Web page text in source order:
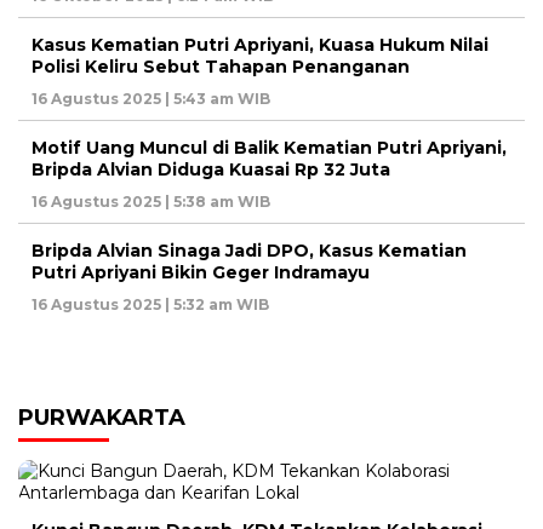
Kasus Kematian Putri Apriyani, Kuasa Hukum Nilai
Polisi Keliru Sebut Tahapan Penanganan
16 Agustus 2025 | 5:43 am WIB
Motif Uang Muncul di Balik Kematian Putri Apriyani,
Bripda Alvian Diduga Kuasai Rp 32 Juta
16 Agustus 2025 | 5:38 am WIB
Bripda Alvian Sinaga Jadi DPO, Kasus Kematian
Putri Apriyani Bikin Geger Indramayu
16 Agustus 2025 | 5:32 am WIB
PURWAKARTA